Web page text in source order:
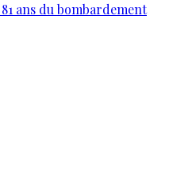
ans du bombardement